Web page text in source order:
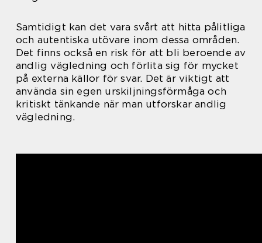
Samtidigt kan det vara svårt att hitta pålitliga
och autentiska utövare inom dessa områden.
Det finns också en risk för att bli beroende av
andlig vägledning och förlita sig för mycket
på externa källor för svar. Det är viktigt att
använda sin egen urskiljningsförmåga och
kritiskt tänkande när man utforskar andlig
vägledning.